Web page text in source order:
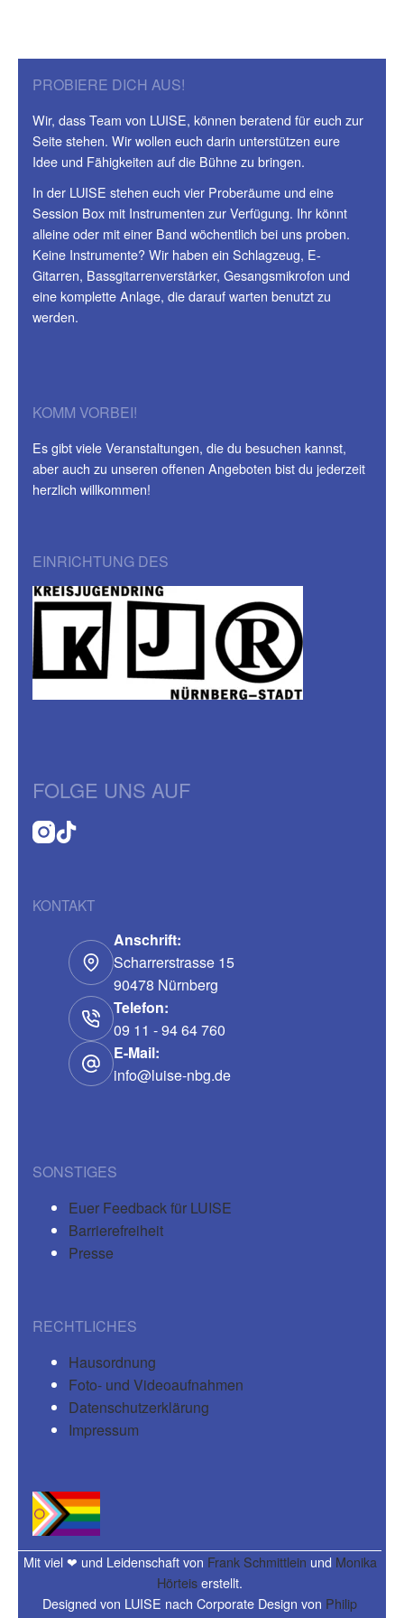
PROBIERE DICH AUS!
Wir, dass Team von LUISE, können beratend für euch zur
Seite stehen. Wir wollen euch darin unterstützen eure
Idee und Fähigkeiten auf die Bühne zu bringen.
In der LUISE stehen euch vier Proberäume und eine
Session Box mit Instrumenten zur Verfügung. Ihr könnt
alleine oder mit einer Band wöchentlich bei uns proben.
Keine Instrumente? Wir haben ein Schlagzeug, E-
Gitarren, Bassgitarrenverstärker, Gesangsmikrofon und
eine komplette Anlage, die darauf warten benutzt zu
werden.
KOMM VORBEI!
Es gibt viele Veranstaltungen, die du besuchen kannst,
aber auch zu unseren offenen Angeboten bist du jederzeit
herzlich willkommen!
EINRICHTUNG DES
FOLGE UNS AUF
KONTAKT
Anschrift:
Scharrerstrasse 15
90478 Nürnberg
Telefon:
09 11 - 94 64 760
E-Mail:
info@luise-nbg.de
SONSTIGES
Euer Feedback für LUISE
Barrierefreiheit
Presse
RECHTLICHES
Hausordnung
Foto- und Videoaufnahmen
Datenschutzerklärung
Impressum
Mit viel ❤ und Leidenschaft von Frank Schmittlein und Monika
Hörteiserstellt.
Designed von LUISE nach Corporate Design von Philip